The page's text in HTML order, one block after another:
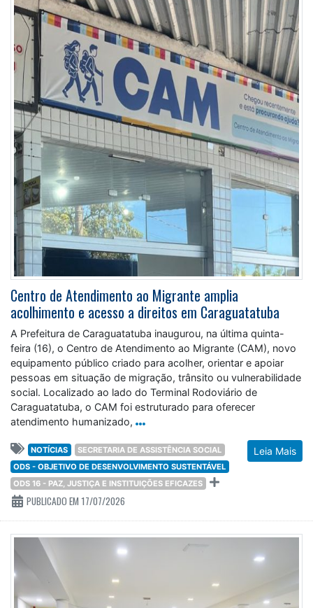
Centro de Atendimento ao Migrante amplia
acolhimento e acesso a direitos em Caraguatatuba
A Prefeitura de Caraguatatuba inaugurou, na última quinta-
feira (16), o Centro de Atendimento ao Migrante (CAM), novo
equipamento público criado para acolher, orientar e apoiar
pessoas em situação de migração, trânsito ou vulnerabilidade
social. Localizado ao lado do Terminal Rodoviário de
Caraguatatuba, o CAM foi estruturado para oferecer
atendimento humanizado,
Leia Mais
NOTÍCIAS
SECRETARIA DE ASSISTÊNCIA SOCIAL
ODS - OBJETIVO DE DESENVOLVIMENTO SUSTENTÁVEL
ODS 16 - PAZ, JUSTIÇA E INSTITUIÇÕES EFICAZES
PUBLICADO EM 17/07/2026